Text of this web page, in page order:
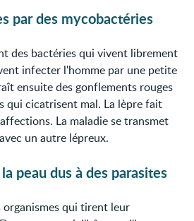
par des mycobactéries
des bactéries qui vivent librement
infecter l'homme par une petite
ensuite des gonflements rouges
qui cicatrisent mal. La lèpre fait
La maladie se transmet
un autre lépreux.
peau dus à des parasites
organismes qui tirent leur